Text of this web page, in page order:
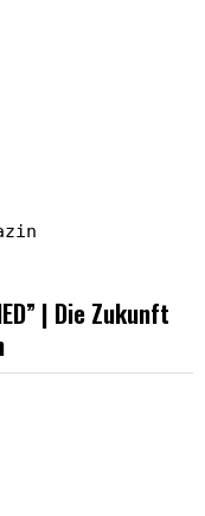
| Die Zukunft